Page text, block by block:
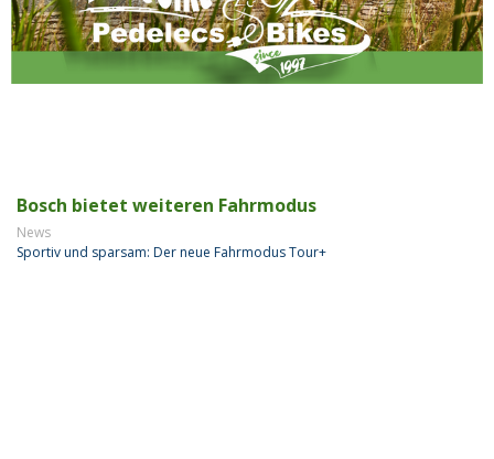
Bosch bietet weiteren Fahrmodus
News
Sportiv und sparsam: Der neue Fahrmodus Tour+